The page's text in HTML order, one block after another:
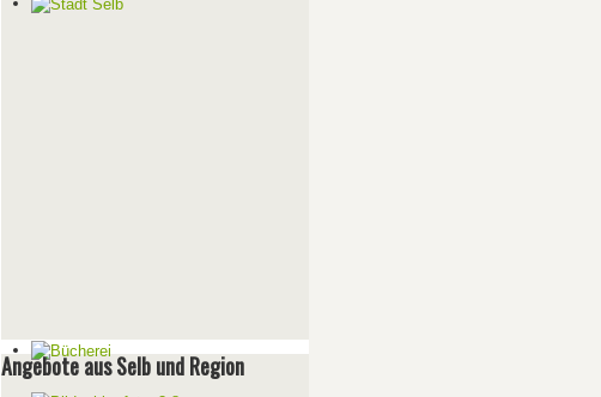
Angebote aus Selb und Region